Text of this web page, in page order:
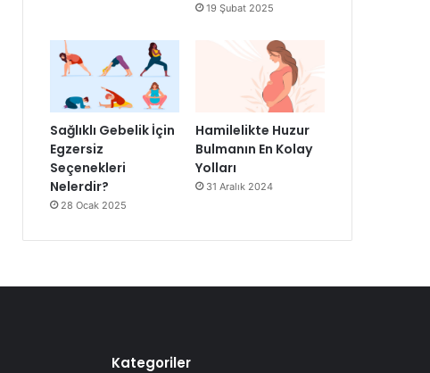
19 Şubat 2025
Sağlıklı Gebelik İçin
Egzersiz
Seçenekleri
Nelerdir?
28 Ocak 2025
Hamilelikte Huzur
Bulmanın En Kolay
Yolları
31 Aralık 2024
Kategoriler